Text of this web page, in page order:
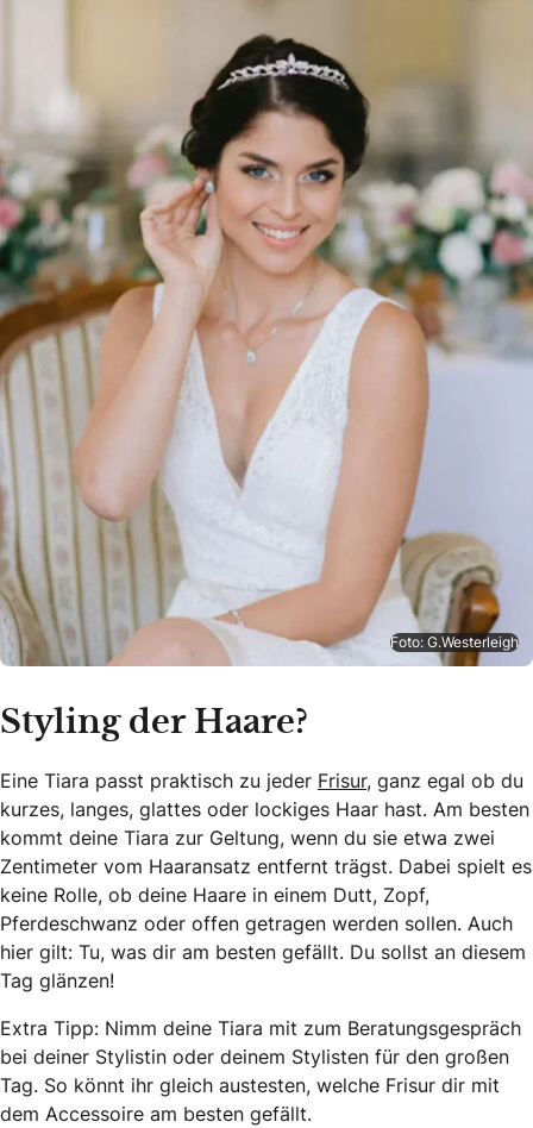
Foto: G.Westerleigh
Styling der Haare?
Eine Tiara passt praktisch zu jeder Frisur, ganz egal ob du
kurzes, langes, glattes oder lockiges Haar hast. Am besten
kommt deine Tiara zur Geltung, wenn du sie etwa zwei
Zentimeter vom Haaransatz entfernt trägst. Dabei spielt es
keine Rolle, ob deine Haare in einem Dutt, Zopf,
Pferdeschwanz oder offen getragen werden sollen. Auch
hier gilt: Tu, was dir am besten gefällt. Du sollst an diesem
Tag glänzen!
Extra Tipp: Nimm deine Tiara mit zum Beratungsgespräch
bei deiner Stylistin oder deinem Stylisten für den großen
Tag. So könnt ihr gleich austesten, welche Frisur dir mit
dem Accessoire am besten gefällt.